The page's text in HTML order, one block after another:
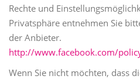
Rechte und
Privatsphäre entnehmen Sie
der Anbieter.
http://www.facebook.com/
Wenn Sie nicht möchten, dass